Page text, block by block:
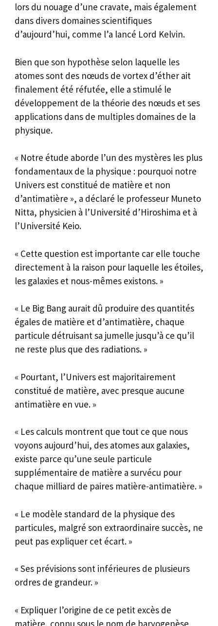
lors du nouage d’une cravate, mais également
dans divers domaines scientifiques
d’aujourd’hui, comme l’a lancé Lord Kelvin.
Bien que son hypothèse selon laquelle les
atomes sont des nœuds de vortex d’éther ait
finalement été réfutée, elle a stimulé le
développement de la théorie des nœuds et ses
applications dans de multiples domaines de la
physique.
« Notre étude aborde l’un des mystères les plus
fondamentaux de la physique : pourquoi notre
Univers est constitué de matière et non
d’antimatière », a déclaré le professeur Muneto
Nitta, physicien à l’Université d’Hiroshima et à
l’Université Keio.
« Cette question est importante car elle touche
directement à la raison pour laquelle les étoiles,
les galaxies et nous-mêmes existons. »
« Le Big Bang aurait dû produire des quantités
égales de matière et d’antimatière, chaque
particule détruisant sa jumelle jusqu’à ce qu’il
ne reste plus que des radiations. »
« Pourtant, l’Univers est majoritairement
constitué de matière, avec presque aucune
antimatière en vue. »
« Les calculs montrent que tout ce que nous
voyons aujourd’hui, des atomes aux galaxies,
existe parce qu’une seule particule
supplémentaire de matière a survécu pour
chaque milliard de paires matière-antimatière. »
« Le modèle standard de la physique des
particules, malgré son extraordinaire succès, ne
peut pas expliquer cet écart. »
« Ses prévisions sont inférieures de plusieurs
ordres de grandeur. »
« Expliquer l’origine de ce petit excès de
matière, connu sous le nom de baryogenèse,